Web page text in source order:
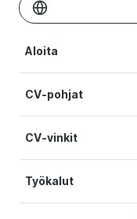
Aloita
Luo CV
Hinnasto
Apua
Tietosuoja
CV-pohjat
CV-pohjat
Moderni CV
Yksinkertainen CV
CV-vinkit
Urablogi
Työkalut